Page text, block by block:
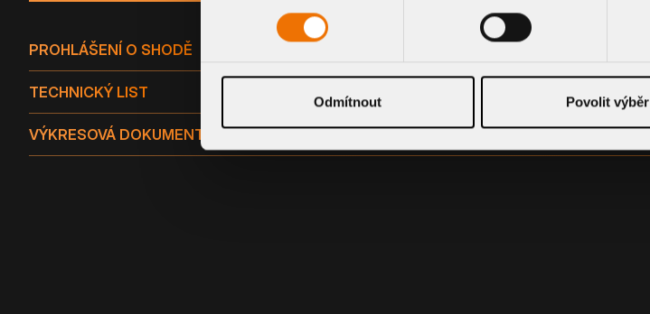
Odmítnout Povolit výběr
PROHLÁŠENÍ O SHODĚ
TECHNICKÝ LIST
VÝKRESOVÁ DOKUMENTACE - SPOLEČNÁ (DWG)